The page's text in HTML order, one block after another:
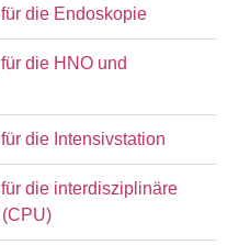
die Endoskopie
die HNO und
die Intensivstation
die interdisziplinäre
(CPU)